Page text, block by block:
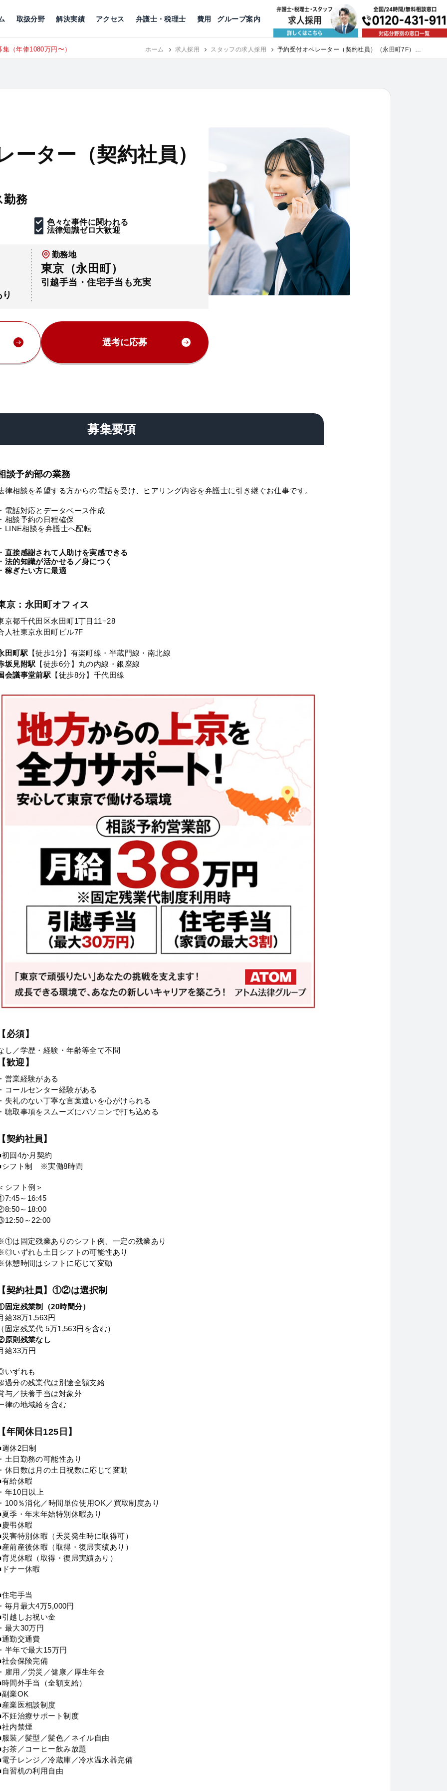
取扱分野
公益活動
解決実績 アクセス
京都 神戸 福岡
弁護士・税理士 費用 グループ案内
（年俸1080万円〜） RECRUIT 東京にて、相談予約スタッフ募集（月給38万以上）
ーター（契約社員）
勤務
色々な事件に関われる
法律知識ゼロ大歓迎
勤務地
東京（永田町）
引越手当・住宅手当も充実
選考に応募
募集要項
談予約部の業務
律相談を希望する方からの電話を受け、ヒアリング内容を弁護士に引き継ぐお仕事です。
電話対応とデータベース作成
相談予約の日程確保
LINE相談を弁護士へ配転
直接感謝されて人助けを実感できる
法的知識が活かせる／身につく
稼ぎたい方に最適
京：永田町オフィス
京都千代田区永田町1丁目11−28
人社東京永田町ビル7F
田町駅 【徒歩1分】有楽町線・半蔵門線・南北線
坂見附駅 【徒歩6分】丸の内線・銀座線
会議事堂前駅 【徒歩8分】千代田線
必須】
し／学歴・経験・年齢等全て不問
歓迎】
営業経験がある
コールセンター経験がある
失礼のない丁寧な言葉遣いを心がけられる
聴取事項をスムーズにパソコンで打ち込める
契約社員】
初回4か月契約
シフト制 ※実働8時間
シフト例＞
～16:45
～18:00
～22:00
は固定残業ありのシフト例、一定の残業あり
いずれも土日シフトの可能性あり
休憩時間はシフトに応じて変動
契約社員】①②は選択制
固定残業制（20時間分）
給38万1,563円
固定残業代 5万1,563円を含む）
原則残業なし
給33万円
いずれも
過分の残業代は別途全額支給
与／扶養手当は対象外
律の地域給を含む
年間休日125日】
休2日制
土日勤務の可能性あり
休日数は月の土日祝数に応じて変動
有給休暇
年10日以上
100％消化／時間単位使用OK／買取制度あり
夏季・年末年始特別休暇あり
慶弔休暇
災害特別休暇（天災発生時に取得可）
産前産後休暇（取得・復帰実績あり）
育児休暇（取得・復帰実績あり）
ドナー休暇
住宅手当
毎月最大4万5,000円
引越しお祝い金
最大30万円
通勤交通費
半年で最大15万円
社会保険完備
雇用／労災／健康／厚生年金
間外手当（全額支給）
副業OK
産業医相談制度
不妊治療サポート制度
社内禁煙
服装／髪型／髪色／ネイル自由
お茶／コーヒー飲み放題
電子レンジ／冷蔵庫／冷水温水器完備
自習机の利用自由
ホーム 求人採用 スタッフの求人採用
予約受付オペレーター（契約社員）（永田町7F）｜